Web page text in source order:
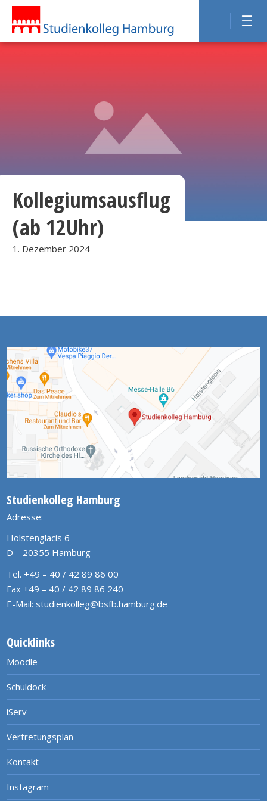
Kollegiumsausflug
(ab 12Uhr)
1. Dezember 2024
Studienkolleg Hamburg
Adresse:
Holstenglacis 6
D – 20355 Hamburg
Tel. +49 – 40 / 42 89 86 00
Fax +49 – 40 / 42 89 86 240
E-Mail: studienkolleg@bsfb.hamburg.de
Quicklinks
Moodle
Schuldock
iServ
Vertretungsplan
Kontakt
Instagram